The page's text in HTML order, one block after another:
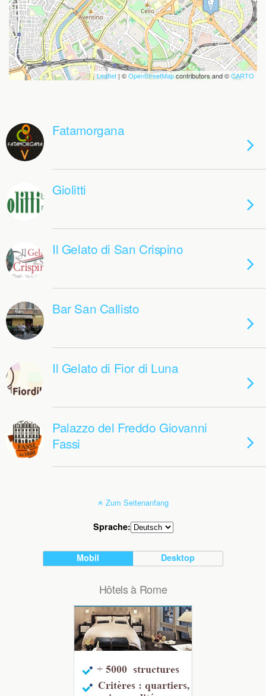
Leaflet | ©OpenStreetMapcontributors and ©CARTO
Fatamorgana
Giolitti
Il Gelato di San Crispino
Bar San Callisto
Il Gelato di Fior di Luna
Palazzo del Freddo Giovanni
Fassi
Zum Seitenanfang
Sprache:
Mobil Desktop
Hôtels à Rome